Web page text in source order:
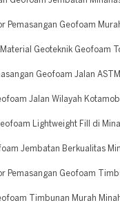
Pemasangan Geofoam
Geoteknik Geofoam
Geofoam Jalan
Jalan Wilayah
Lightweight Fill di
Jembatan Berkualitas
Pemasangan Geofoam
Timbunan Murah